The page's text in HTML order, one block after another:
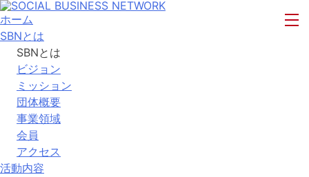
ホーム
SBNとは
SBNとは
ビジョン
ミッション
団体概要
事業領域
会員
アクセス
活動内容